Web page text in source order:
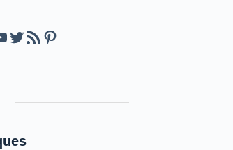
Twitter
Feed RSSPinterest